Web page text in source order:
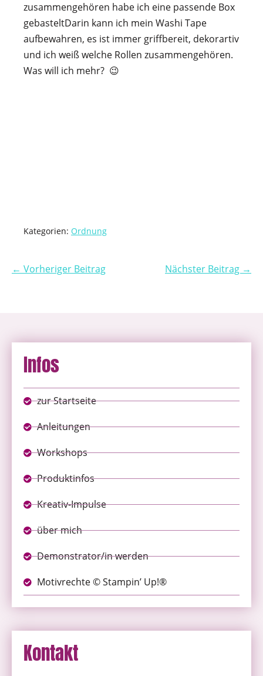
zusammengehören habe ich eine passende Box
gebasteltDarin kann ich mein Washi Tape
aufbewahren, es ist immer griffbereit, dekorartiv
und ich weiß welche Rollen zusammengehören.
Was will ich mehr? 😉
Kategorien: Ordnung
← Vorheriger Beitrag Nächster Beitrag →
Infos
zur Startseite
Anleitungen
Workshops
Produktinfos
Kreativ-Impulse
über mich
Demonstrator/in werden
Motivrechte © Stampin’ Up!®
Kontakt